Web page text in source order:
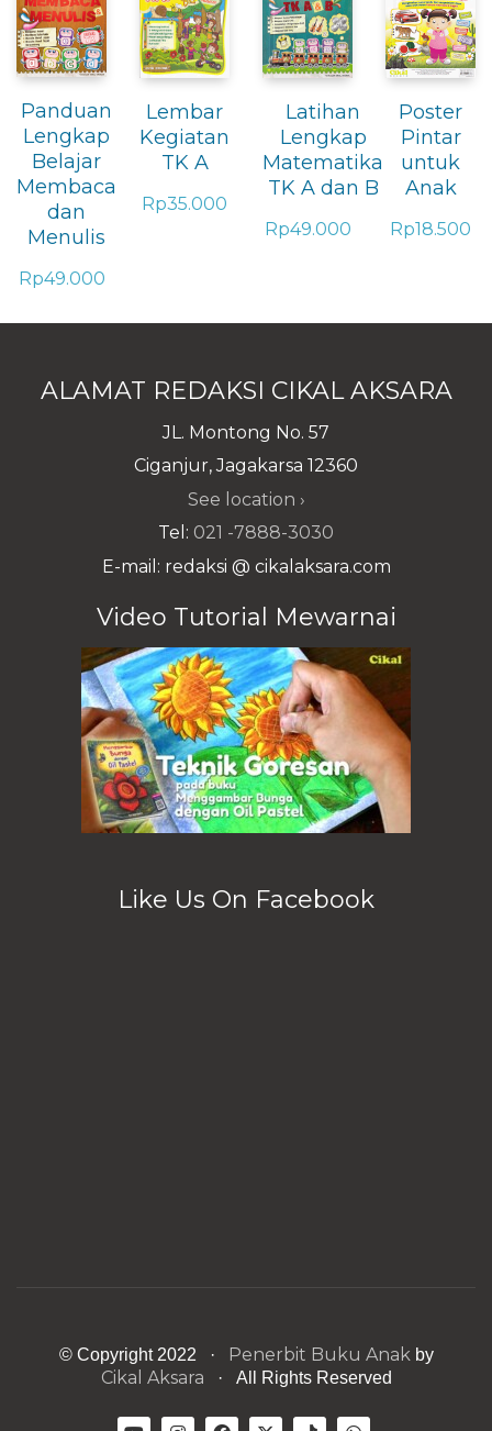
Panduan
Lengkap
Belajar
Membaca
dan
Menulis
Rp49.000
Lembar
Kegiatan
TK A
Rp35.000
Latihan
Lengkap
Matematika
TK A dan B
Rp49.000
Poster
Pintar
untuk
Anak
Rp18.500
ALAMAT REDAKSI CIKAL AKSARA
JL. Montong No. 57
Ciganjur, Jagakarsa 12360
See location ›
Tel: 021 -7888-3030
E-mail: redaksi @ cikalaksara.com
Video Tutorial Mewarnai
Like Us On Facebook
© Copyright 2022 · Penerbit Buku Anak by
Cikal Aksara · All Rights Reserved